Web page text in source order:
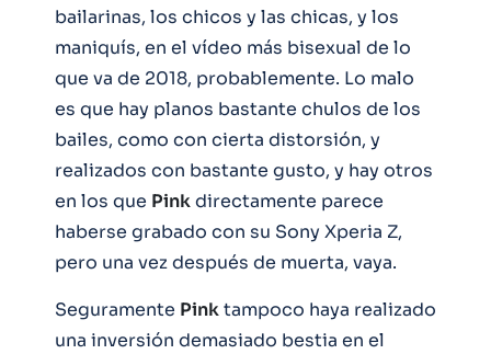
bailarinas, los chicos y las chicas, y los
maniquís, en el vídeo más bisexual de lo
que va de 2018, probablemente. Lo malo
es que hay planos bastante chulos de los
bailes, como con cierta distorsión, y
realizados con bastante gusto, y hay otros
en los que Pinkdirectamente parece
haberse grabado con su Sony Xperia Z,
pero una vez después de muerta, vaya.
Seguramente Pinktampoco haya realizado
una inversión demasiado bestia en el